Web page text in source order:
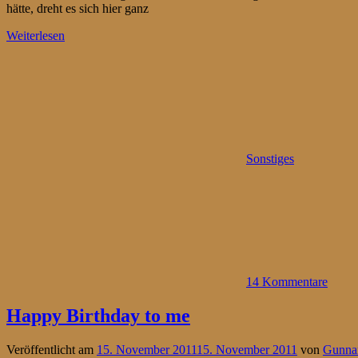
hätte, dreht es sich hier ganz
Weiterlesen
Sonstiges
14 Kommentare
Happy Birthday to me
Veröffentlicht am 15. November 201115. November 2011 von